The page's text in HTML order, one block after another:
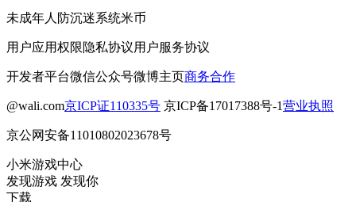
未成年人防沉迷系统米币
用户应用权限隐私协议用户服务协议
开发者平台微信公众号微博主页商务合作
@wali.com京ICP证110335号 京ICP备17017388号-1营业执照
京公网安备11010802023678号
小米游戏中心
发现游戏 发现你
下载